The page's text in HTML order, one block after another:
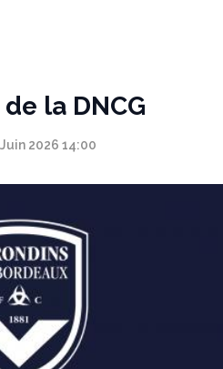
la DNCG
2026 14:00